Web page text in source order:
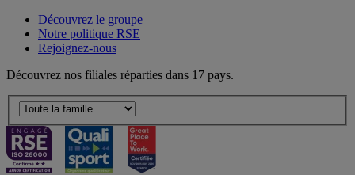
Découvrez le groupe
Notre politique RSE
Rejoignez-nous
Découvrez nos filiales réparties dans 17 pays.